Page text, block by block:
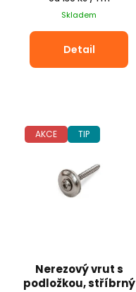
cena:Skladem
Detail
AKCE TIP
Nerezový vrut s
podložkou, stříbrný